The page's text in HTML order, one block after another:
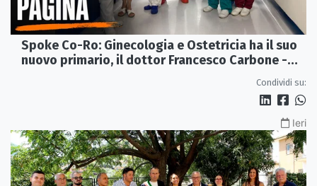
Spoke Co-Ro: Ginecologia e Ostetricia ha il suo
nuovo primario, il dottor Francesco Carbone -
Condividi su:
Ieri